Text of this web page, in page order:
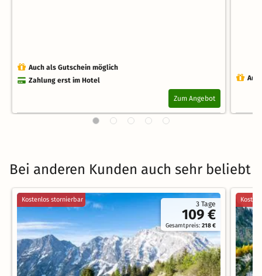
Auch als Gutschein möglich
Zahlung erst im Hotel
Zum Angebot
Bei anderen Kunden auch sehr beliebt
3 Tage
109 €
Gesamtpreis:218 €
Kostenlos stornierbar